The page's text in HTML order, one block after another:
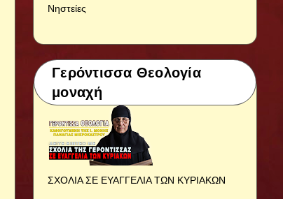
Νηστείες
Γερόντισσα Θεολογία
μοναχή
ΣΧΟΛΙΑ ΣΕ ΕΥΑΓΓΕΛΙΑ ΤΩΝ ΚΥΡΙΑΚΩΝ